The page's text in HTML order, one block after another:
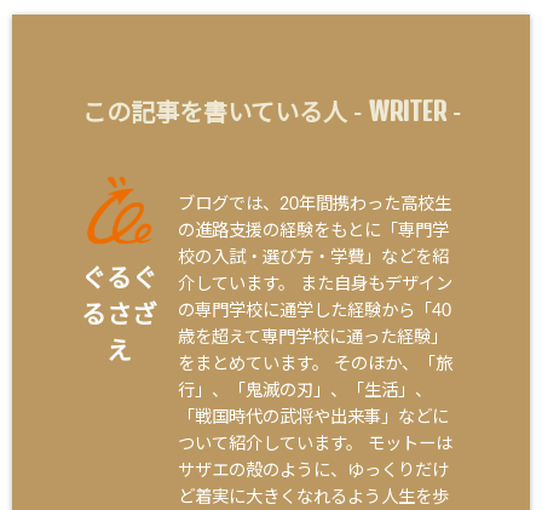
この記事を書いている人 - WRITER-
ぐるぐ
るさざ
え
ブログでは、20年間携わった高校生
の進路支援の経験をもとに「専門学
校の入試・選び方・学費」などを紹
介しています。 また自身もデザイン
の専門学校に通学した経験から「40
歳を超えて専門学校に通った経験」
をまとめています。 そのほか、「旅
行」、「鬼滅の刃」、「生活」、
「戦国時代の武将や出来事」などに
ついて紹介しています。 モットーは
サザエの殻のように、ゆっくりだけ
ど着実に大きくなれるよう人生を歩